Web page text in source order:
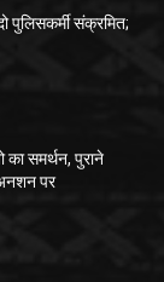
पुलिसकर्मी संक्रमित;
समर्थन, पुराने
अनशन पर